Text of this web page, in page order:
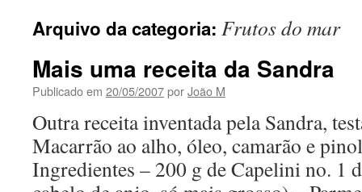
Arquivo da categoria: Frutos do mar
Mais uma receita da Sandra
Publicado em 20/05/2007porJoão M
Outra receita inventada pela Sandra,
Macarrão ao alho, óleo, camarão e
Ingredientes – 200 g de Capelini no. 1